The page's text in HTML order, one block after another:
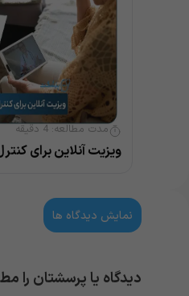
مدت مطالعه: 4 دقیقه
نمایش دیدگاه ها
دیدگاه یا پرسشتان را